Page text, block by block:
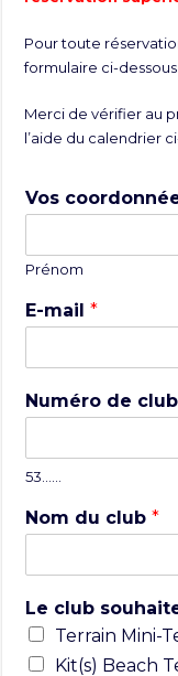
Pour toute
formulaire ci-dessous.
Merci de vérifier au
l’aide du calendrier
Vos
Prénom
E-mail*
Numéro de
53……
Nom du club*
Le club
Terrain Mini-
Kit(s) Beach